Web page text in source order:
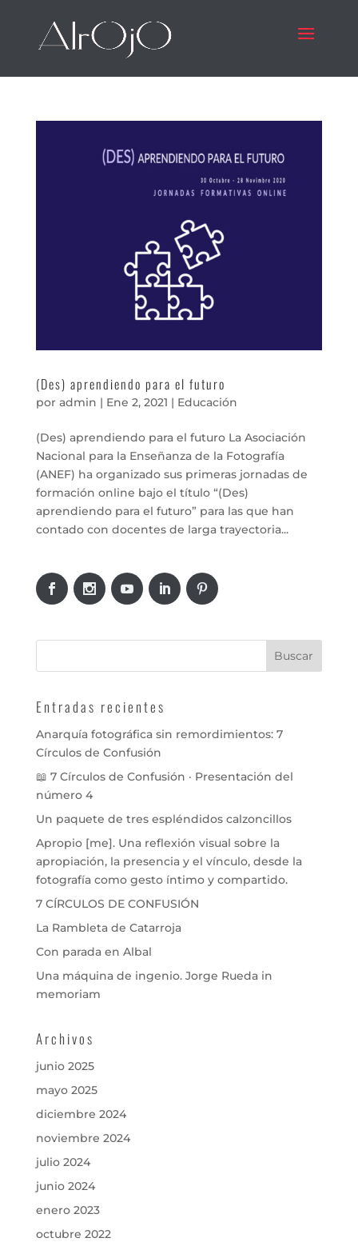
(Des) aprendiendo para el futuro
por admin | Ene 2, 2021 | Educación
(Des) aprendiendo para el futuro La Asociación
Nacional para la Enseñanza de la Fotografía
(ANEF) ha organizado sus primeras jornadas de
formación online bajo el título “(Des)
aprendiendo para el futuro” para las que han
contado con docentes de larga trayectoria...
Entradas recientes
Anarquía fotográfica sin remordimientos: 7
Círculos de Confusión
📖 7 Círculos de Confusión · Presentación del
número 4
Un paquete de tres espléndidos calzoncillos
Apropio [me]. Una reflexión visual sobre la
apropiación, la presencia y el vínculo, desde la
fotografía como gesto íntimo y compartido.
7 CÍRCULOS DE CONFUSIÓN
La Rambleta de Catarroja
Con parada en Albal
Una máquina de ingenio. Jorge Rueda in
memoriam
Archivos
junio 2025
mayo 2025
diciembre 2024
noviembre 2024
julio 2024
junio 2024
enero 2023
octubre 2022